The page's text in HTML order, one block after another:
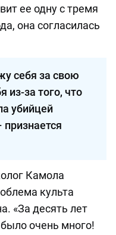
ее одну с тремя
она согласилась
себя за свою
из-за того, что
убийцей
признается
Камола
культа
«За десять лет
очень много!